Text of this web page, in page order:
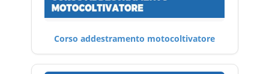
Corso addestramento motocoltivatore